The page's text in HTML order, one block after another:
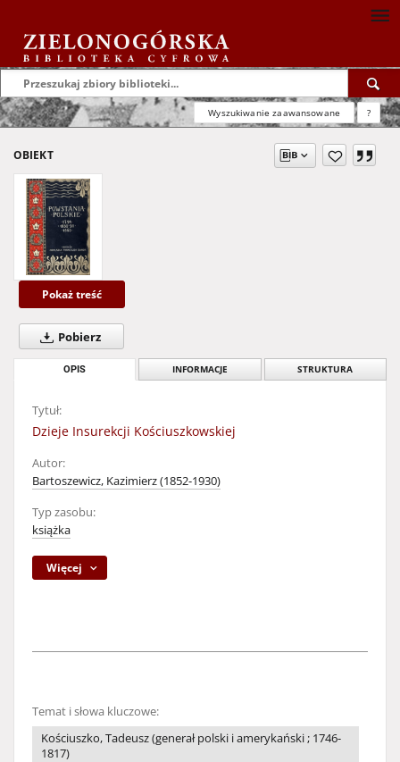
Wyszukiwanie zaawansowane ?
OBIEKT
Pokaż treść
Pobierz
OPIS INFORMACJE STRUKTURA
Tytuł:
Dzieje Insurekcji Kościuszkowskiej
Autor:
Bartoszewicz, Kazimierz (1852-1930)
Typ zasobu:
książka
Więcej
Temat i słowa kluczowe:
Kościuszko, Tadeusz (generał polski i amerykański ; 1746-
1817)